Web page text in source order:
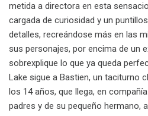
metida a directora en esta
cargada de curiosidad y un
detalles, recreándose más en las
sus personajes, por encima de un
sobrexplique lo que ya queda
Lake sigue a Bastien, un taciturno
los 14 años, que llega, en
padres y de su pequeño hermano,